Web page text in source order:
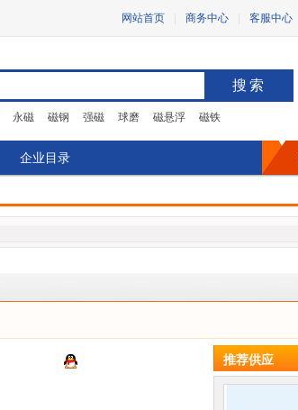
网站首页 商务中心 客服中心
搜索
永磁 磁钢 强磁 球磨 磁悬浮 磁铁
企业目录
推荐供应